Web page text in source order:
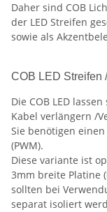
Daher sind COB
der LED Streifen
sowie als
COB LED Streifen
Die COB LED
Kabel verlängern /
Sie benötigen
(PWM).
Diese variante ist
3mm breite Platine
sollten bei
separat isoliert